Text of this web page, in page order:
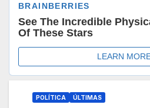
POLÍTICA ÚLTIMAS